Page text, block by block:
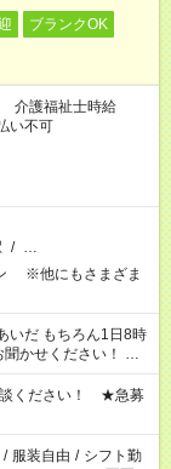
ブランクOK
介護福祉士時給
い不可
/ …
※他にもさまざま
いだ もちろん1日8時
聞かせください！ ★
ご相談ください。
談ください！ ★急募
/ 服装自由 / シフト勤